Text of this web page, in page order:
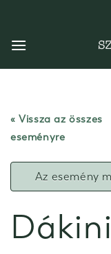
content
« Vissza az összes
eseményre
Az esemény